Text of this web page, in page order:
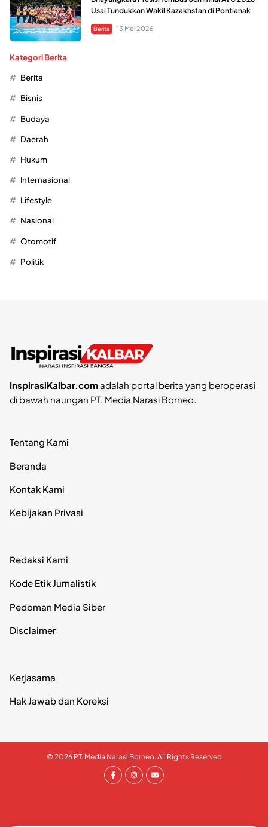
Usai Tundukkan Wakil Kazakhstan di Pontianak
Berita 13 Mei 2026
Kategori Berita
Berita
Bisnis
Budaya
Daerah
Hukum
Internasional
Lifestyle
Nasional
Otomotif
Politik
InspirasiKalbar.comadalah portal berita yang beroperasi
di bawah naungan PT. Media Narasi Borneo.
Tentang Kami
Beranda
Kontak Kami
Kebijakan Privasi
Redaksi Kami
Kode Etik Jurnalistik
Pedoman Media Siber
Disclaimer
Kerjasama
Hak Jawab dan Koreksi
© 2026 PT. Media Narasi Borneo. All Rights Reserved